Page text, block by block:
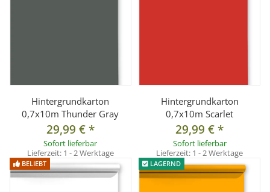
Hintergrundkarton
0,7x10m Thunder Gray
29,99 €*
Sofort lieferbar
Lieferzeit: 1 - 2 Werktage
Hintergrundkarton
0,7x10m Scarlet
29,99 €*
Sofort lieferbar
Lieferzeit: 1 - 2 Werktage
BELIEBT LAGERND